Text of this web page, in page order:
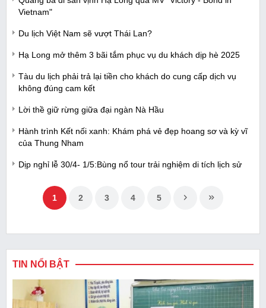
Vietnam"
Du lịch Việt Nam sẽ vượt Thái Lan?
Hạ Long mở thêm 3 bãi tắm phục vụ du khách dịp hè 2025
Tàu du lịch phải trả lại tiền cho khách do cung cấp dịch vụ
không đúng cam kết
Lời thề giữ rừng giữa đại ngàn Nà Hầu
Hành trình Kết nối xanh: Khám phá vẻ đẹp hoang sơ và kỳ vĩ
của Thung Nham
Dịp nghỉ lễ 30/4- 1/5:Bùng nổ tour trải nghiệm di tích lịch sử
1 2 3 4 5
TIN NỔI BẬT